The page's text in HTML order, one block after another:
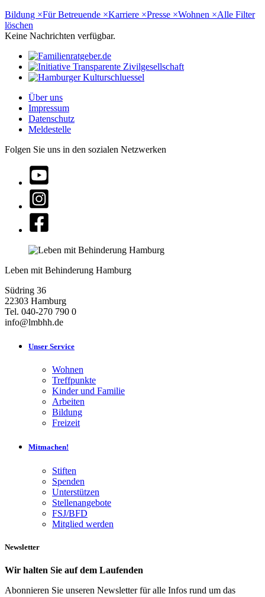
Bildung ×Für Betreuende ×Karriere ×Presse ×Wohnen ×Alle Filter
löschen
Keine Nachrichten verfügbar.
Über uns
Impressum
Datenschutz
Meldestelle
Folgen Sie uns in den sozialen Netzwerken
Leben mit Behinderung Hamburg
Südring 36
22303 Hamburg
Tel. 040-270 790 0
info@lmbhh.de
Unser Service
Wohnen
Treffpunkte
Kinder und Familie
Arbeiten
Bildung
Freizeit
Mitmachen!
Stiften
Spenden
Unterstützen
Stellenangebote
FSJ/BFD
Mitglied werden
Newsletter
Wir halten Sie auf dem Laufenden
Abonnieren Sie unseren Newsletter für alle Infos rund um das